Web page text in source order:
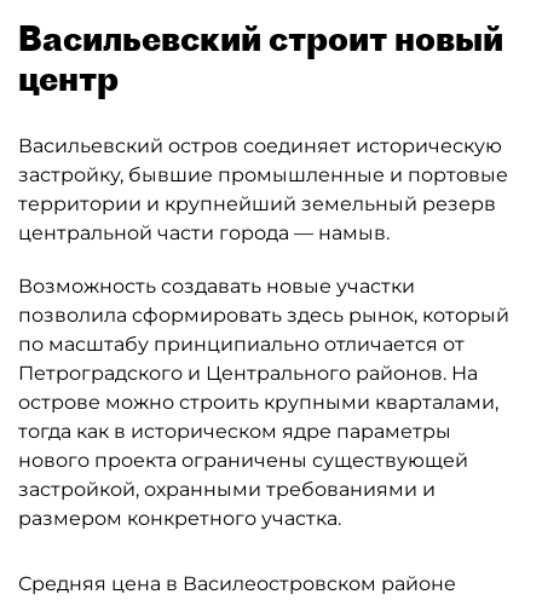
Васильевский строит новый
центр
Васильевский остров соединяет историческую
застройку, бывшие промышленные и портовые
территории и крупнейший земельный резерв
центральной части города — намыв.
Возможность создавать новые участки
позволила сформировать здесь рынок, который
по масштабу принципиально отличается от
Петроградского и Центрального районов. На
острове можно строить крупными кварталами,
тогда как в историческом ядре параметры
нового проекта ограничены существующей
застройкой, охранными требованиями и
размером конкретного участка.
Средняя цена в Василеостровском районе